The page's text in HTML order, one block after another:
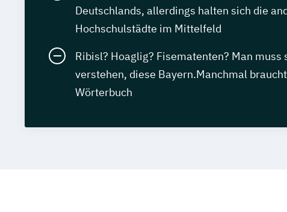
Deutschlands, allerdings halten sich die
Hochschulstädte im Mittelfeld
Ribisl? Hoaglig? Fisematenten? Man muss
verstehen, diese Bayern.Manchmal
Wörterbuch